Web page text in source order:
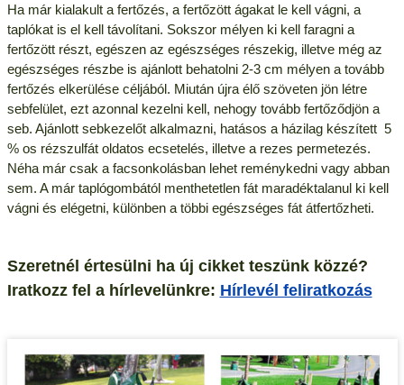
Ha már kialakult a fertőzés, a fertőzött ágakat le kell vágni, a
taplókat is el kell távolítani. Sokszor mélyen ki kell faragni a
fertőzött részt, egészen az egészséges részekig, illetve még az
egészséges részbe is ajánlott behatolni 2-3 cm mélyen a tovább
fertőzés elkerülése céljából. Miután újra élő szöveten jön létre
sebfelület, ezt azonnal kezelni kell, nehogy tovább fertőződjön a
seb. Ajánlott sebkezelőt alkalmazni, hatásos a házilag készített 5
% os rézszulfát oldatos ecsetelés, illetve a rezes permetezés.
Néha már csak a facsonkolásban lehet reménykedni vagy abban
sem. A már taplógombától menthetetlen fát maradéktalanul ki kell
vágni és elégetni, különben a többi egészséges fát átfertőzheti.
Szeretnél értesülni ha új cikket teszünk közzé?
Iratkozz fel a hírlevelünkre: Hírlevél feliratkozás